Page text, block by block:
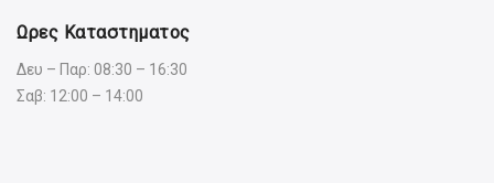
Ωρες Καταστηματος
Δευ – Παρ: 08:30 – 16:30
Σαβ: 12:00 – 14:00